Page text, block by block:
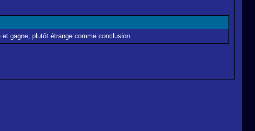
gagne, plutôt étrange comme conclusion.